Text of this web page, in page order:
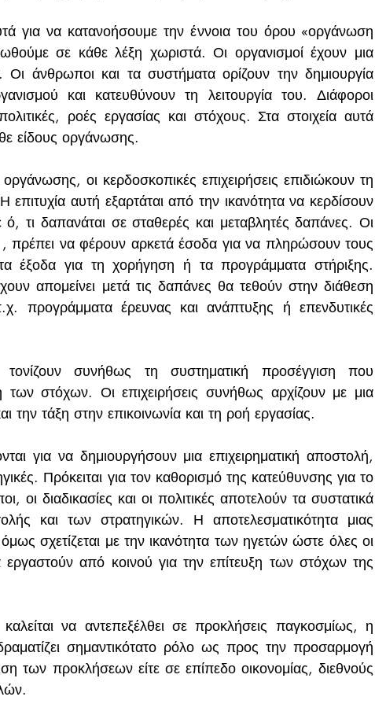
για να κατανοήσουμε την έννοια του όρου «οργάνωση
σε κάθε λέξη χωριστά. Οι οργανισμοί έχουν μια
Οι άνθρωποι και τα συστήματα ορίζουν την δημιουργία
και κατευθύνουν τη λειτουργία του. Διάφοροι
ροές εργασίας και στόχους. Στα στοιχεία αυτά
είδους οργάνωσης.
οι κερδοσκοπικές επιχειρήσεις επιδιώκουν τη
αυτή εξαρτάται από την ικανότητα να κερδίσουν
τι δαπανάται σε σταθερές και μεταβλητές δαπάνες. Οι
, πρέπει να φέρουν αρκετά έσοδα για να πληρώσουν τους
έξοδα για τη χορήγηση ή τα προγράμματα στήριξης.
απομείνει μετά τις δαπάνες θα τεθούν στην διάθεση
προγράμματα έρευνας και ανάπτυξης ή επενδυτικές
συνήθως τη συστηματική προσέγγιση που
των στόχων. Οι επιχειρήσεις συνήθως αρχίζουν με μια
την τάξη στην επικοινωνία και τη ροή εργασίας.
για να δημιουργήσουν μια επιχειρηματική αποστολή,
Πρόκειται για τον καθορισμό της κατεύθυνσης για το
οι διαδικασίες και οι πολιτικές αποτελούν τα συστατικά
και των στρατηγικών. Η αποτελεσματικότητα μιας
σχετίζεται με την ικανότητα των ηγετών ώστε όλες οι
εργαστούν από κοινού για την επίτευξη των στόχων της
να αντεπεξέλθει σε προκλήσεις παγκοσμίως, η
σημαντικότατο ρόλο ως προς την προσαρμογή
των προκλήσεων είτε σε επίπεδο οικονομίας, διεθνούς